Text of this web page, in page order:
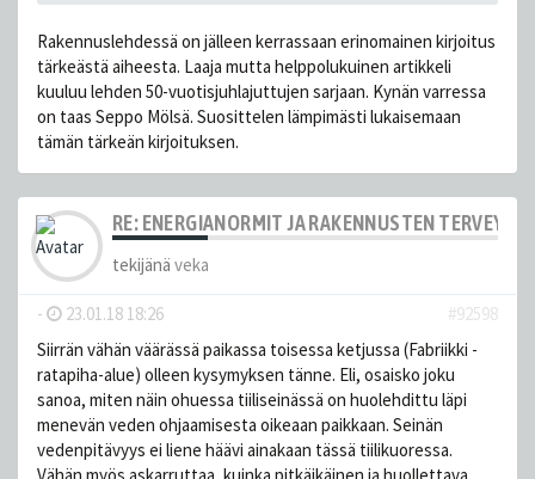
Rakennuslehdessä on jälleen kerrassaan erinomainen kirjoitus
tärkeästä aiheesta. Laaja mutta helppolukuinen artikkeli
kuuluu lehden 50-vuotisjuhlajuttujen sarjaan. Kynän varressa
on taas Seppo Mölsä. Suosittelen lämpimästi lukaisemaan
tämän tärkeän kirjoituksen.
RE: ENERGIANORMIT JA RAKENNUSTEN TERVEYS
tekijänä veka
- 23.01.18 18:26
#92598
Siirrän vähän väärässä paikassa toisessa ketjussa (Fabriikki -
ratapiha-alue) olleen kysymyksen tänne. Eli, osaisko joku
sanoa, miten näin ohuessa tiiliseinässä on huolehdittu läpi
menevän veden ohjaamisesta oikeaan paikkaan. Seinän
vedenpitävyys ei liene häävi ainakaan tässä tiilikuoressa.